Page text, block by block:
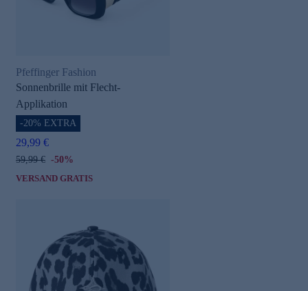
Pfeffinger Fashion
Sonnenbrille mit Flecht-
Applikation
-20% EXTRA
29,99 €
59,99 € -50%
VERSAND GRATIS